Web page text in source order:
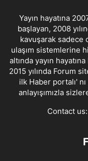
Yayın hayatına
başlayan, 2008
kavuşarak
ulaşım sistemlerine
altında yayın
2015 yılında Forum
ilk Haber portalı'
anlayışımızla
Contact us: